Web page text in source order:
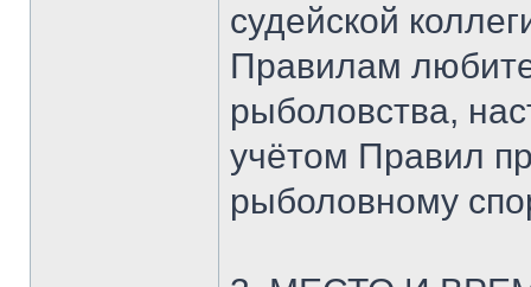
судейской
Правилам
рыболовства,
учётом Правил
рыболовному